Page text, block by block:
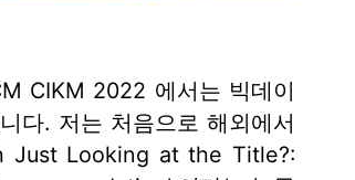
CIKM 2022 에서는 빅데이
다. 저는 처음으로 해외에서
Just Looking at the Title?: